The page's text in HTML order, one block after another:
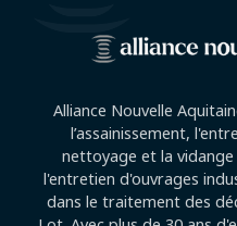
Alliance Nouvelle
l’assainissement,
nettoyage et la
l'entretien d'ouvrages
dans le traitement des